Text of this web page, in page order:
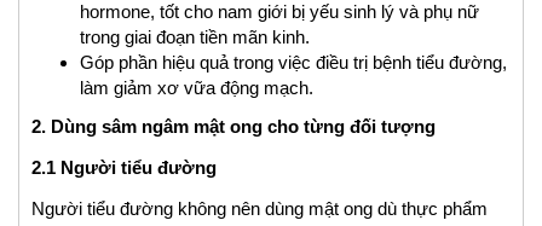
hormone, tốt cho nam giới bị yếu sinh lý và phụ nữ
trong giai đoạn tiền mãn kinh.
Góp phần hiệu quả trong việc điều trị bệnh tiểu đường,
làm giảm xơ vữa động mạch.
2. Dùng sâm ngâm mật ong cho từng đối tượng
2.1 Người tiểu đường
Người tiểu đường không nên dùng mật ong dù thực phẩm